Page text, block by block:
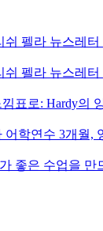
쉬 펠라 뉴스레터
쉬 펠라 뉴스레터
표로: Hardy의
어학연수 3개월,
좋은 수업을 만